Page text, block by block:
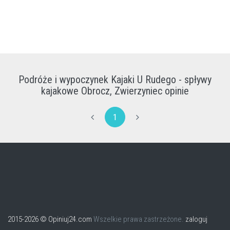
Podróże i wypoczynek Kajaki U Rudego - spływy
kajakowe Obrocz, Zwierzyniec opinie
1
2015-2026 © Opiniuj24.com Wszelkie prawa zastrzeżone. zaloguj